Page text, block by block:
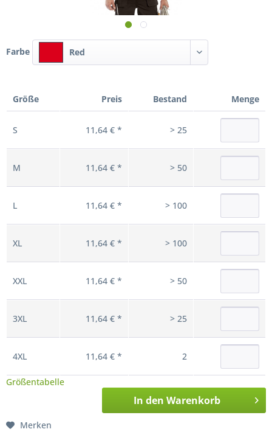
Farbe Red
Größe Preis Bestand Menge
S 11,64 € * > 25
M 11,64 € * > 50
L 11,64 € * > 100
XL 11,64 € * > 100
XXL 11,64 € * > 50
3XL 11,64 € * > 25
4XL 11,64 € * 2
Größentabelle
In den Warenkorb
Merken